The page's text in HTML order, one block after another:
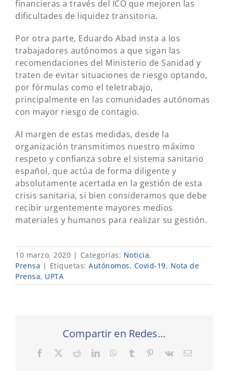
financieras a través del ICO que mejoren las
dificultades de liquidez transitoria.
Por otra parte, Eduardo Abad insta a los
trabajadores autónomos a que sigan las
recomendaciones del Ministerio de Sanidad y
traten de evitar situaciones de riesgo optando,
por fórmulas como el teletrabajo,
principalmente en las comunidades autónomas
con mayor riesgo de contagio.
Al margen de estas medidas, desde la
organización transmitimos nuestro máximo
respeto y confianza sobre el sistema sanitario
español, que actúa de forma diligente y
absolutamente acertada en la gestión de esta
crisis sanitaria, si bien consideramos que debe
recibir urgentemente mayores medios
materiales y humanos para realizar su gestión.
10 marzo, 2020 | Categorías: Noticia,
Prensa | Etiquetas: Autónomos, Covid-19, Nota de
Prensa, UPTA
Compartir en Redes...
Facebook RedditLinkedInWhatsApp
Tumblr Pinterest
Vk
Correo